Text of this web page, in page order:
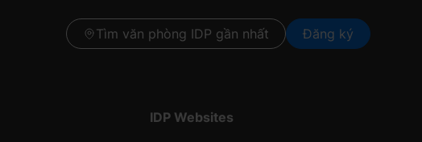
Tìm văn phòng IDP gần nhất Đăng ký
IDP Websites